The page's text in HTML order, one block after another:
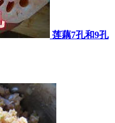
莲藕7孔和9孔